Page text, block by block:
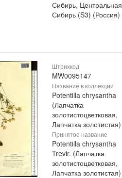
Сибирь, Центральная
Сибирь (S3) (Россия)
Штрихкод
MW0095147
Название в коллекции
Potentilla chrysantha
(Лапчатка
золотистоцветковая,
Лапчатка золотистая)
Принятое название
Potentilla chrysantha
Trevir. (Лапчатка
золотистоцветковая,
Лапчатка золотистая)